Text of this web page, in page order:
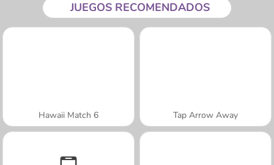
JUEGOS RECOMENDADOS
Hawaii Match 6 Tap Arrow Away